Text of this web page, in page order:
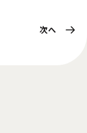
次へ